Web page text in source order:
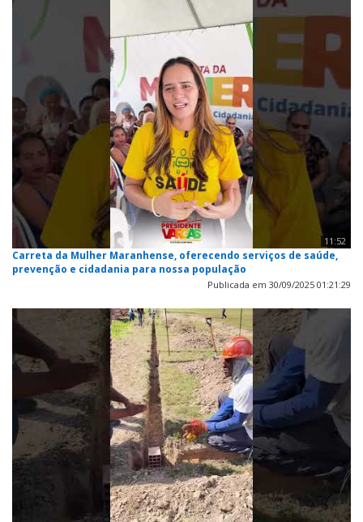
11:52
Carreta da Mulher Maranhense, oferecendo serviços de saúde,
prevenção e cidadania para nossa população
Publicada em 30/09/2025 01:21:29